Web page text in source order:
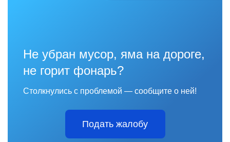
Не убран мусор, яма на дороге,
не горит фонарь?
Столкнулись с проблемой — сообщите о ней!
Подать жалобу